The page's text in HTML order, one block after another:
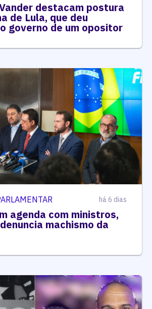
destacam postura
de Lula, que deu
governo de um opositor
há 6 dias
agenda com ministros,
machismo da